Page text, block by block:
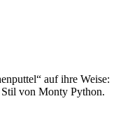
auf ihre Weise:
von Monty Python.